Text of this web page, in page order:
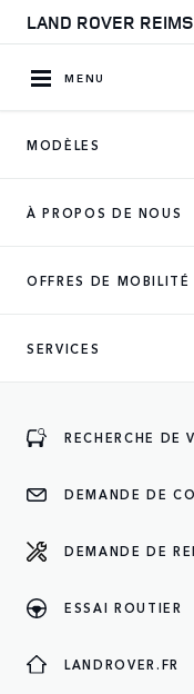
LAND ROVER REIMS
MENU
MODÈLES
À PROPOS DE NOUS
OFFRES DE MOBILITÉ
SERVICES
RECHERCHE DE
DEMANDE DE
DEMANDE DE
ESSAI ROUTIER
LANDROVER.FR
DES